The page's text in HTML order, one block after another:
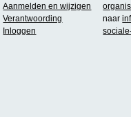
Aanmelden en wijzigen
Verantwoording
Inloggen
naar